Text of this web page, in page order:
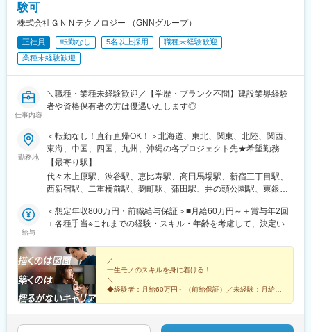
験可
株式会社ＧＮＮテクノロジー （GNNグループ）
正社員 転勤なし 5名以上採用
職種未経験歓迎
業種未経験歓迎
仕事内容
＼職種・業種未経験歓迎／【学歴・ブランク不問】建設業界経験
者や資格保有者の方は優遇いたします◎
勤務地
＜転勤なし！直行直帰OK！＞北海道、東北、関東、北陸、関西、
東海、中国、四国、九州、沖縄の各プロジェクト先★希望勤務
地・通勤時間を考慮いたします！★直行直帰OK★U・Iターン歓
迎！住宅手当あり★転居を伴う転勤はありません北海道東北／青
森県・岩手県・宮城県・秋田県・山形県・福島県関東／東京、神
川、福井、新潟県、長野県、山梨県関西／大阪、京都、滋賀、兵
庫、奈良、和歌山東海／愛知、静岡、三重、岐阜中国・四国／鳥
岡、佐賀、長崎、熊本、大分、宮崎、鹿児島、沖縄＼広島にてビ
ッグプロジェクト始動！／裁量のあるポジションをお任せ◎より
高待遇をご用意しております。ご希望の方は面接にてお気軽にご
質問ください。
【最寄り駅】
代々木上原駅、渋谷駅、恵比寿駅、高田馬場駅、新宿三丁目駅、
西新宿駅、二重橋前駅、麹町駅、蒲田駅、井の頭公園駅、東銀座
船堀駅、押上駅、木場駅(東京都)、清澄白河駅、有楽町駅、豊洲
駅、南砂町駅、三田駅(東京都)、森下駅(東京都)、高輪台駅、新木
駅、テレコムセンター駅、六本木駅、田町駅(東京都)、白金高輪
駅、高輪ゲートウェイ駅、神谷町駅、外苑前駅、国立駅、南新宿
駅、初台駅、千駄ケ谷駅、曙橋駅、国立競技場駅、四谷三丁目
駅、西荻窪駅、富士見ケ丘駅、荻窪駅、神保町駅、淡路町駅、市
ケ谷駅、九段下駅、上野御徒町駅、昭和島駅、池上駅、糀谷駅、
新富町駅(東京都)、勝どき駅、京橋駅(東京都)、新中野駅、京王八
給与
＜想定年収800万円・前職給与保証＞■月給60万円～＋賞与年2回
＋各種手当※これまでの経験・スキル・年齢を考慮して、決定いた
年齢、経験、能力、適性を考慮して、支給額を決定します。ーー
ーーーーーーーーーーーーーーーーーーーーーーーーーーーーー
ーー■未経験者は月給35万円～＋賞与年2回＋各種手当 ※これま
での経験・スキル・年齢を考慮して、決定いたします※残業代は別
途全額支給します。＼勤務地特典！／入社祝い金として別途20万
／
一生モノのスキルを身に着ける！
＼
◆経験者：月給60万円～（前給保証）／未経験：月給